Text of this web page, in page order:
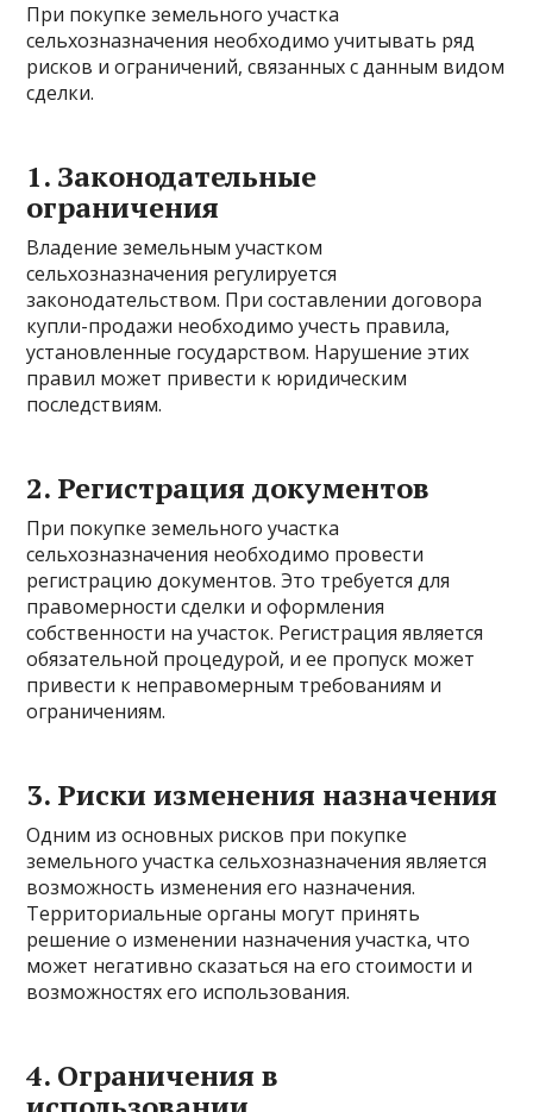
При покупке земельного участка
сельхозназначения необходимо учитывать ряд
рисков и ограничений, связанных с данным видом
сделки.
1. Законодательные
ограничения
Владение земельным участком
сельхозназначения регулируется
законодательством. При составлении договора
купли-продажи необходимо учесть правила,
установленные государством. Нарушение этих
правил может привести к юридическим
последствиям.
2. Регистрация документов
При покупке земельного участка
сельхозназначения необходимо провести
регистрацию документов. Это требуется для
правомерности сделки и оформления
собственности на участок. Регистрация является
обязательной процедурой, и ее пропуск может
привести к неправомерным требованиям и
ограничениям.
3. Риски изменения назначения
Одним из основных рисков при покупке
земельного участка сельхозназначения является
возможность изменения его назначения.
Территориальные органы могут принять
решение о изменении назначения участка, что
может негативно сказаться на его стоимости и
возможностях его использования.
4. Ограничения в